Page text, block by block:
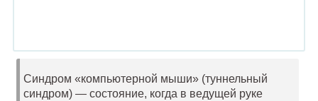
Синдром «компьютерной мыши» (туннельный
синдром) — состояние, когда в ведущей руке